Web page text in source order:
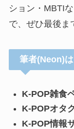
ション・MBTI
で、ぜひ最後
筆者(Neon)
K-POP雑食
K-POPオタ
K-POP情報